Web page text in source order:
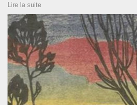
Lire la suite